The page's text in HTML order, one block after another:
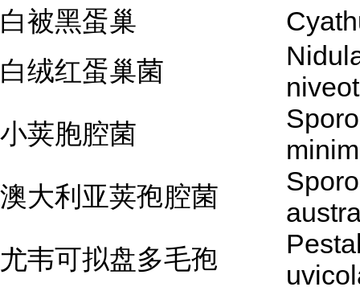
白被黑蛋巢
白绒红蛋巢菌
小荚胞腔菌
澳大利亚荚孢腔菌
尤韦可拟盘多毛孢